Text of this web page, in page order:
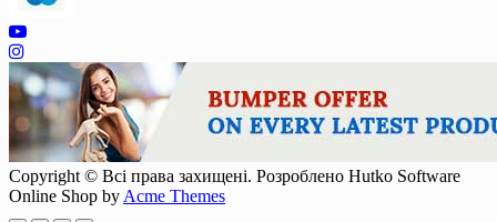
Copyright © Всі права захищені. Розроблено Hutko Software
Online Shop by Acme Themes
Scroll